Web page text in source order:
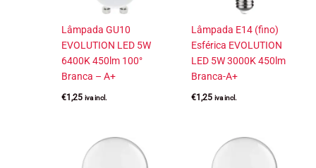
Lâmpada GU10
EVOLUTION LED 5W
6400K 450lm 100°
Branca – A+
€1,25 iva incl.
Lâmpada E14 (fino)
Esférica EVOLUTION
LED 5W 3000K 450lm
Branca-A+
€1,25 iva incl.